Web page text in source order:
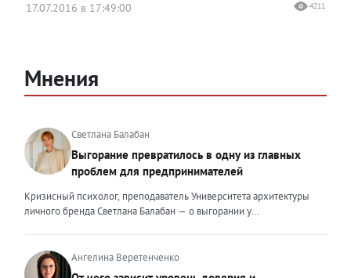
17.07.2016 в 17:49:00
4211
Мнения
Светлана Балабан
Выгорание превратилось в одну из главных
проблем для предпринимателей
Кризисный психолог, преподаватель Университета архитектуры
личного бренда Светлана Балабан — о выгорании у
проблемой, однако выгорание у предпринимателей заметно
отличается от выгорания у наёмных сотрудников. Наёмный
Ангелина Веретенченко